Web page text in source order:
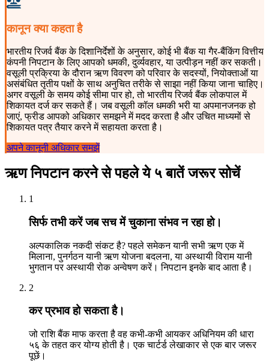
कानून क्या कहता है
भारतीय रिजर्व बैंक के दिशानिर्देशों के अनुसार, कोई भी बैंक या गैर-बैंकिंग वित्तीय
कंपनी निपटान के लिए आपको धमकी, दुर्व्यवहार, या उत्पीड़न नहीं कर सकती।
वसूली प्रक्रिया के दौरान ऋण विवरण को परिवार के सदस्यों, नियोक्ताओं या
असंबंधित तृतीय पक्षों के साथ अनुचित तरीके से साझा नहीं किया जाना चाहिए।
अगर वसूली के समय कोई सीमा पार हो, तो भारतीय रिजर्व बैंक लोकपाल में
शिकायत दर्ज कर सकते हैं। जब वसूली कॉल धमकी भरी या अपमानजनक हो
जाएं, फ्रीड आपको अधिकार समझने में मदद करता है और उचित माध्यमों से
शिकायत पत्र तैयार करने में सहायता करता है।
अपने कानूनी अधिकार समझें
ऋण निपटान करने से पहले ये ५ बातें जरूर सोचें
1
सिर्फ तभी करें जब सच में चुकाना संभव न रहा हो।
अल्पकालिक नकदी संकट है? पहले समेकन यानी सभी ऋण एक में
मिलाना, पुनर्गठन यानी ऋण योजना बदलना, या अस्थायी विराम यानी
भुगतान पर अस्थायी रोक अन्वेषण करें। निपटान इनके बाद आता है।
2
कर प्रभाव हो सकता है।
जो राशि बैंक माफ करता है वह कभी-कभी आयकर अधिनियम की धारा
५६ के तहत कर योग्य होती है। एक चार्टर्ड लेखाकार से एक बार जरूर
पूछें।